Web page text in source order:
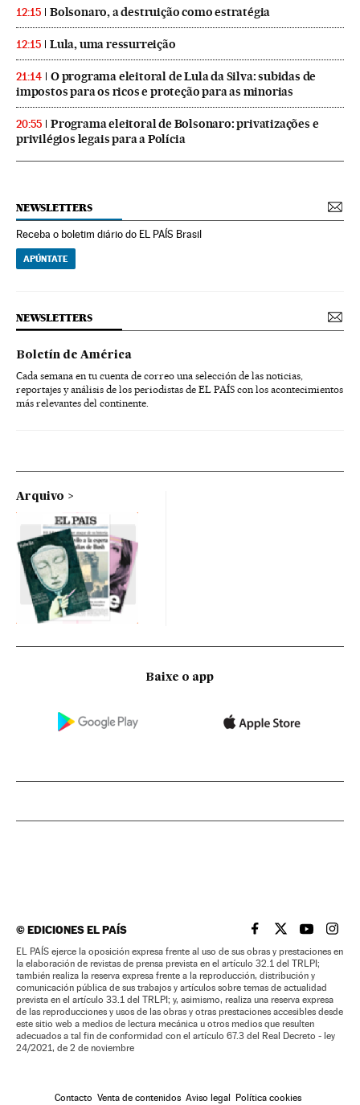
12:15 Bolsonaro, a destruição como estratégia
12:15 Lula, uma ressurreição
21:14
O programa eleitoral de Lula da Silva: subidas de
impostos para os ricos e proteção para as minorias
20:55
Programa eleitoral de Bolsonaro: privatizações e
privilégios legais para a Polícia
NEWSLETTERS
Receba o boletim diário do EL PAÍS Brasil
APÚNTATE
NEWSLETTERS
Boletín de América
Cada semana en tu cuenta de correo una selección de las noticias,
reportajes y análisis de los periodistas de EL PAÍS con los acontecimientos
más relevantes del continente.
Arquivo
Baixe o app
©EDICIONES EL PAÍS EL PAÍS BRASIL EN
EL PAÍSEL PAÍS
EL
EL PAÍS ejerce la oposición expresa frente al uso de sus obras y prestaciones en
la elaboración de revistas de prensa prevista en el artículo 32.1 del TRLPI;
también realiza la reserva expresa frente a la reproducción, distribución y
comunicación pública de sus trabajos y artículos sobre temas de actualidad
prevista en el artículo 33.1 del TRLPI; y, asimismo, realiza una reserva expresa
de las reproducciones y usos de las obras y otras prestaciones accesibles desde
este sitio web a medios de lectura mecánica u otros medios que resulten
adecuados a tal fin de conformidad con el artículo 67.3 del Real Decreto - ley
24/2021, de 2 de noviembre
Contacto Venta de contenidos Aviso legal Política cookies